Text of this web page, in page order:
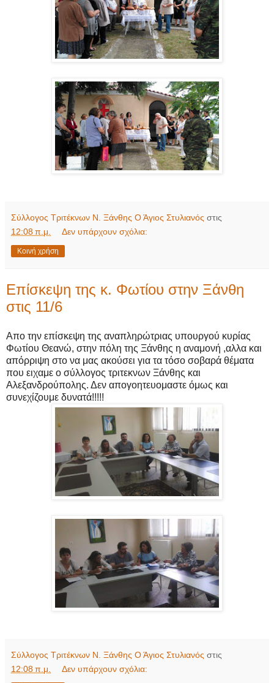
Σύλλογος Τριτέκνων Ν. Ξάνθης Ο Άγιος Στυλιανός στις
12:08 π.μ.
Δεν υπάρχουν σχόλια:
Κοινή χρήση
Επίσκεψη της κ. Φωτίου στην Ξάνθη
στις 11/6
Απο την επίσκεψη της αναπληρώτριας υπουργού κυρίας
Φωτίου Θεανώ, στην πόλη της Ξάνθης η αναμονή ,αλλα και
απόρριψη στο να μας ακούσει για τα τόσο σοβαρά θέματα
που ειχαμε ο σύλλογος τριτεκνων Ξάνθης και
Αλεξανδρούπολης. Δεν απογοητευομαστε όμως και
συνεχίζουμε δυνατά!!!!!
Σύλλογος Τριτέκνων Ν. Ξάνθης Ο Άγιος Στυλιανός στις
12:08 π.μ.
Δεν υπάρχουν σχόλια: